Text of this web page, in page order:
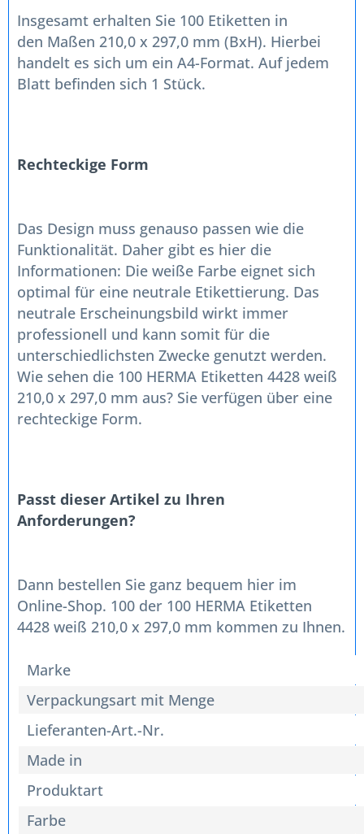
Insgesamt erhalten Sie 100 Etiketten in
den Maßen 210,0 x 297,0 mm (BxH). Hierbei
handelt es sich um ein A4-Format. Auf jedem
Blatt befinden sich 1 Stück.
Rechteckige Form
Das Design muss genauso passen wie die
Funktionalität. Daher gibt es hier die
Informationen: Die weiße Farbe eignet sich
optimal für eine neutrale Etikettierung. Das
neutrale Erscheinungsbild wirkt immer
professionell und kann somit für die
unterschiedlichsten Zwecke genutzt werden.
Wie sehen die 100 HERMA Etiketten 4428 weiß
210,0 x 297,0 mm aus? Sie verfügen über eine
rechteckige Form.
Passt dieser Artikel zu Ihren
Anforderungen?
Dann bestellen Sie ganz bequem hier im
Online-Shop. 100 der 100 HERMA Etiketten
4428 weiß 210,0 x 297,0 mm kommen zu Ihnen.
Marke
Verpackungsart mit Menge
Lieferanten-Art.-Nr.
Made in
Produktart
Farbe